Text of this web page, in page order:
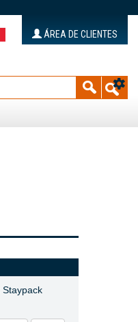
ÁREA DE CLIENTES
Staypack